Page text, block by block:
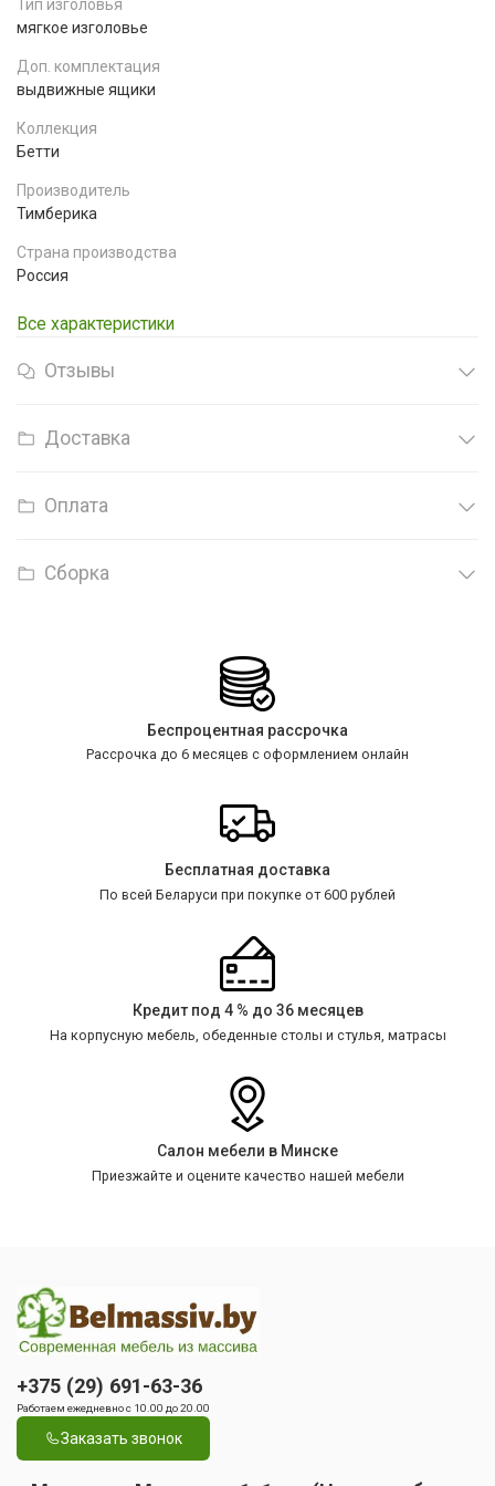
Тип изголовья
мягкое изголовье
Доп. комплектация
выдвижные ящики
Коллекция
Бетти
Производитель
Тимберика
Страна производства
Россия
Все характеристики
Отзывы
Доставка
Оплата
Сборка
Беспроцентная рассрочка
Рассрочка до 6 месяцев с оформлением онлайн
Бесплатная доставка
По всей Беларуси при покупке от 600 рублей
Кредит под 4 % до 36 месяцев
На корпусную мебель, обеденные столы и стулья, матрасы
Салон мебели в Минске
Приезжайте и оцените качество нашей мебели
+375 (29) 691-63-36
Работаем ежедневно с 10.00 до 20.00
Заказать звонок